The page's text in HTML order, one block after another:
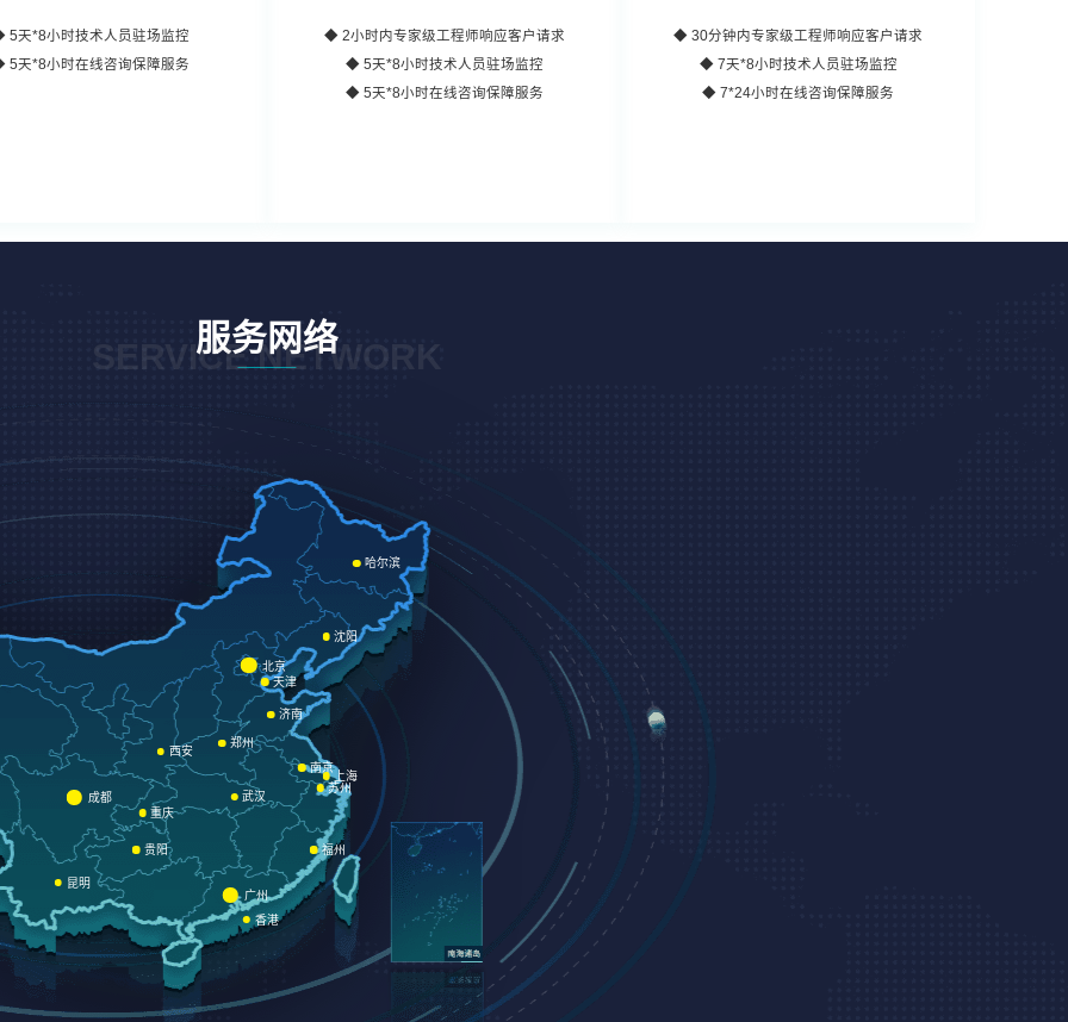
5天*8小时技术人员驻场监控
5天*8小时在线咨询保障服务
◆ 2小时内专家级工程师响应客户请求
◆ 5天*8小时技术人员驻场监控
◆ 5天*8小时在线咨询保障服务
◆ 30分钟内专家级工程师响应客户请求
◆ 7天*8小时技术人员驻场监控
◆ 7*24小时在线咨询保障服务
服务网络
SERVICE NETWORK
苏州
南京
天津
哈尔滨
北京
沈阳
济南
西安
郑州
上海
武汉
贵阳
重庆
成都
昆明
广州
福州
香港